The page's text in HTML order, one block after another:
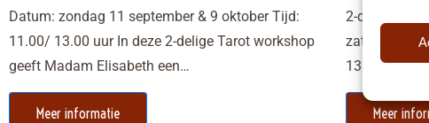
Datum: zondag 11 september & 9 oktober Tijd:
11.00/ 13.00 uur In deze 2-delige Tarot workshop
geeft Madam Elisabeth een…
Meer informatie
2-delige
zaterdag 10
13.00 In
Meer